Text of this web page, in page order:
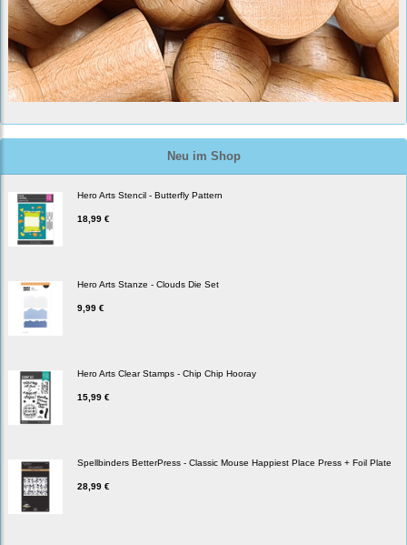
Neu im Shop
Hero Arts Stencil - Butterfly Pattern
18,99 €
Hero Arts Stanze - Clouds Die Set
9,99 €
Hero Arts Clear Stamps - Chip Chip Hooray
15,99 €
Spellbinders BetterPress - Classic Mouse Happiest Place Press + Foil Plate
28,99 €